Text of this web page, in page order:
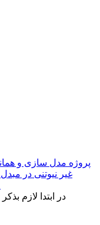
پروژه مدل سازی و
غیر نیوتنی در
در ابتدا لازم